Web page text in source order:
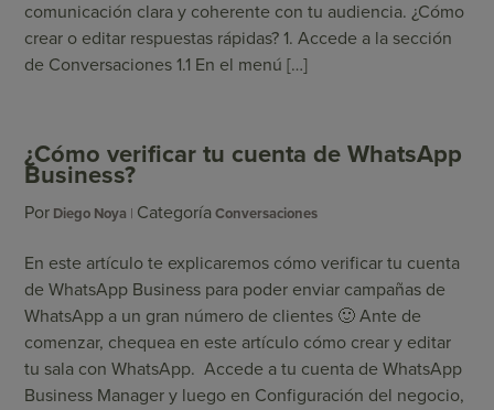
comunicación clara y coherente con tu audiencia. ¿Cómo
crear o editar respuestas rápidas? 1. Accede a la sección
de Conversaciones 1.1 En el menú […]
¿Cómo verificar tu cuenta de WhatsApp
Business?
Por Diego Noya Categoría Conversaciones
En este artículo te explicaremos cómo verificar tu cuenta
de WhatsApp Business para poder enviar campañas de
WhatsApp a un gran número de clientes 🙂 Ante de
comenzar, chequea en este artículo cómo crear y editar
tu sala con WhatsApp. Accede a tu cuenta de WhatsApp
Business Manager y luego en Configuración del negocio,